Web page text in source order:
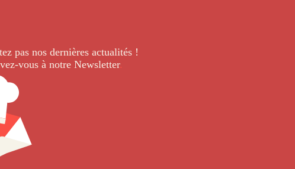
pas nos dernièresactualités !
vous à notre Newsletter.